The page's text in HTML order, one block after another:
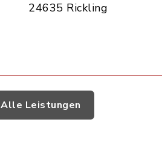
24635 Rickling
Alle Leistungen